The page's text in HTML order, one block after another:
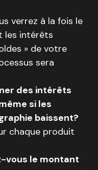
verrez à la fois le
les intérêts
» de votre
sera
des intérêts
si les
baissent?
chaque produit
vous le montant